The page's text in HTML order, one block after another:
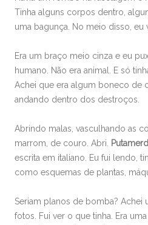
Tinha alguns corpos dentro,
uma bagunça. No meio disso, eu
Era um braço meio cinza e eu
humano. Não era animal. E só
Achei que era algum boneco de
andando dentro dos destroços.
Abrindo malas, vasculhando as
marrom, de couro. Abri.
escrita em italiano. Eu fui lendo,
como esquemas de plantas,
Seriam planos de bomba? Achei
fotos. Fui ver o que tinha. Era